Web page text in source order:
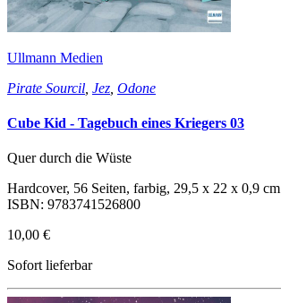
Ullmann Medien
Pirate Sourcil Jez Odone
Cube Kid - Tagebuch eines Kriegers 03
Quer durch die Wüste
Hardcover, 56 Seiten, farbig, 29,5 x 22 x 0,9 cm
ISBN: 9783741526800
10,00 €
Sofort lieferbar